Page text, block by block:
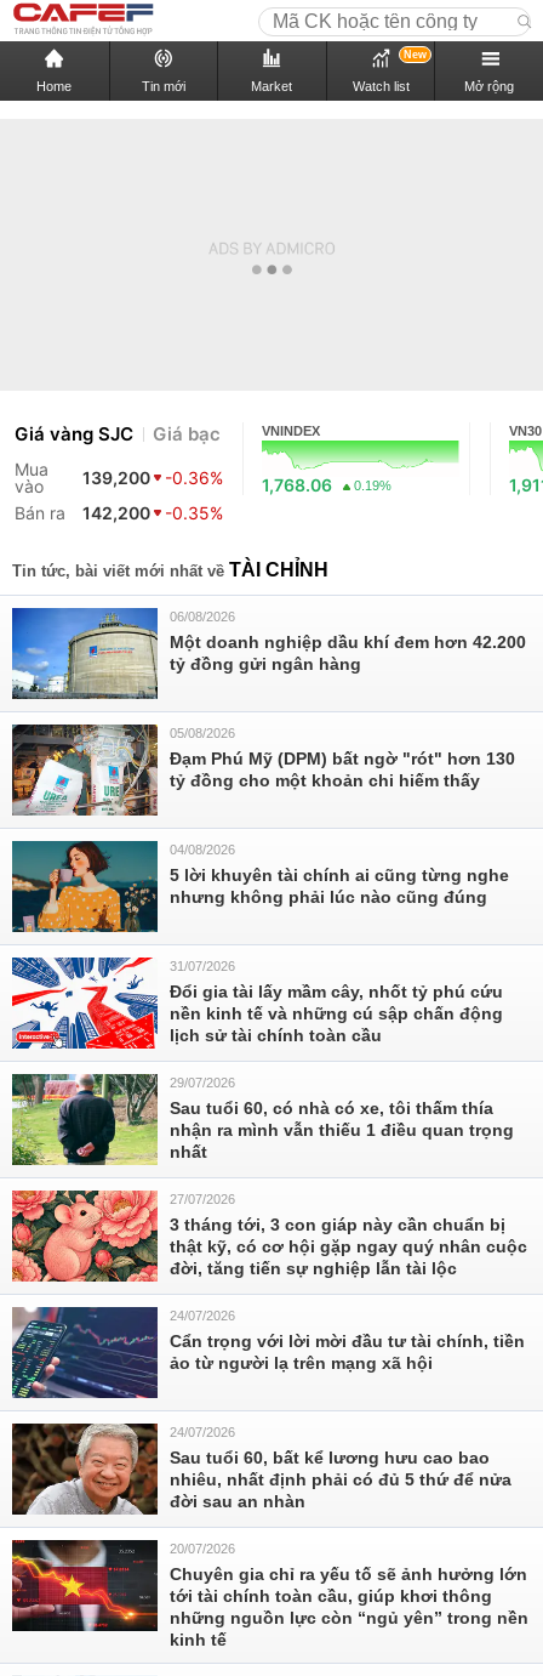
Home Tin mới Market Watch list
New
Mở rộng
Giá vàng SJC Giá bạc
Mua
vào
139,200
-0.36%
Bán ra
142,200 -0.35%
VNINDEX
1,768.06 0.19%
VN30
Tin tức, bài viết mới nhất về TÀI CHỈNH
06/08/2026
Một doanh nghiệp dầu khí đem hơn 42.200
tỷ đồng gửi ngân hàng
05/08/2026
Đạm Phú Mỹ (DPM) bất ngờ "rót" hơn 130
tỷ đồng cho một khoản chi hiếm thấy
04/08/2026
5 lời khuyên tài chính ai cũng từng nghe
nhưng không phải lúc nào cũng đúng
31/07/2026
Đổi gia tài lấy mầm cây, nhốt tỷ phú cứu
nền kinh tế và những cú sập chấn động
lịch sử tài chính toàn cầu
29/07/2026
Sau tuổi 60, có nhà có xe, tôi thấm thía
nhận ra mình vẫn thiếu 1 điều quan trọng
nhất
27/07/2026
3 tháng tới, 3 con giáp này cần chuẩn bị
thật kỹ, có cơ hội gặp ngay quý nhân cuộc
đời, tăng tiến sự nghiệp lẫn tài lộc
24/07/2026
Cẩn trọng với lời mời đầu tư tài chính, tiền
ảo từ người lạ trên mạng xã hội
24/07/2026
Sau tuổi 60, bất kể lương hưu cao bao
nhiêu, nhất định phải có đủ 5 thứ để nửa
đời sau an nhàn
20/07/2026
Chuyên gia chỉ ra yếu tố sẽ ảnh hưởng lớn
tới tài chính toàn cầu, giúp khơi thông
những nguồn lực còn “ngủ yên” trong nền
kinh tế